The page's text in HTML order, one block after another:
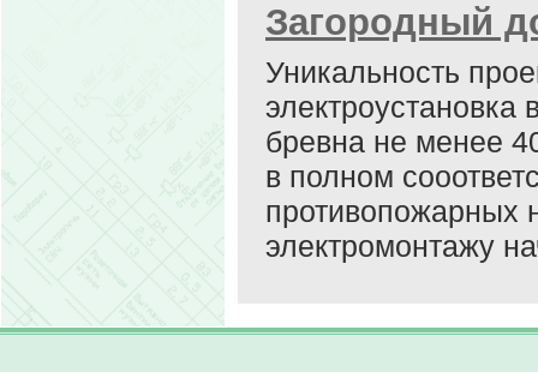
Загородный
Уникальность
электроустановка
бревна не менее
в полном
противопожарных
электромонтажу